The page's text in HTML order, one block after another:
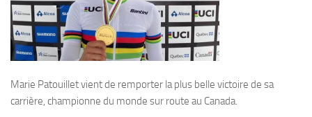
Marie Patouillet vient de remporter la plus belle victoire de sa
carrière, championne du monde sur route au Canada.